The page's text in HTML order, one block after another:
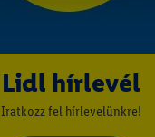
Lidl hírlevél
Iratkozz fel hírlevelünkre!